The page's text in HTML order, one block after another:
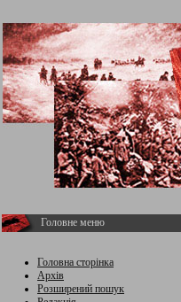
Головне меню
Головна сторінка
Архів
Розширений пошук